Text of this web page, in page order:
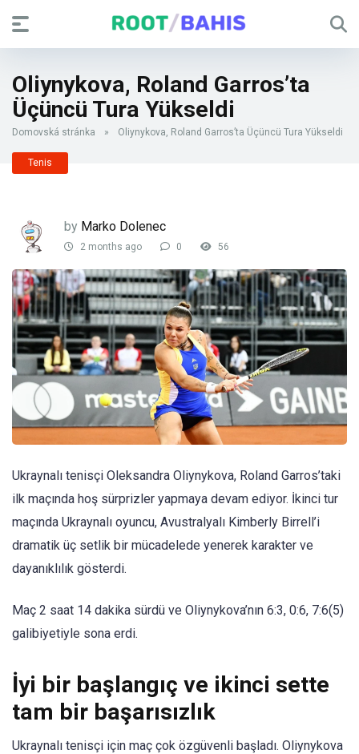
Oliynykova, Roland Garros’ta
Üçüncü Tura Yükseldi
Domovská stránka » Oliynykova, Roland Garros’ta Üçüncü Tura Yükseldi
Tenis
by Marko Dolenec
2 months ago 0 56
Ukraynalı tenisçi Oleksandra Oliynykova, Roland Garros’taki
ilk maçında hoş sürprizler yapmaya devam ediyor. İkinci tur
maçında Ukraynalı oyuncu, Avustralyalı Kimberly Birrell’i
dramatik üç setlik bir mücadelede yenerek karakter ve
dayanıklılık gösterdi.
Maç 2 saat 14 dakika sürdü ve Oliynykova’nın 6:3, 0:6, 7:6(5)
galibiyetiyle sona erdi.
İyi bir başlangıç ​​ve ikinci sette
tam bir başarısızlık
Ukraynalı tenisçi için maç çok özgüvenli başladı. Oliynykova